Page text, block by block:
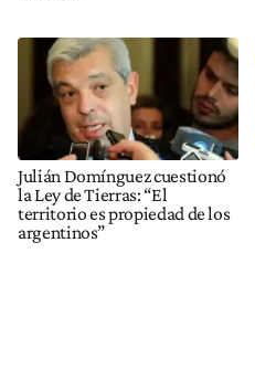
Julián Domínguez cuestionó
la Ley de Tierras: “El
territorio es propiedad de los
argentinos”